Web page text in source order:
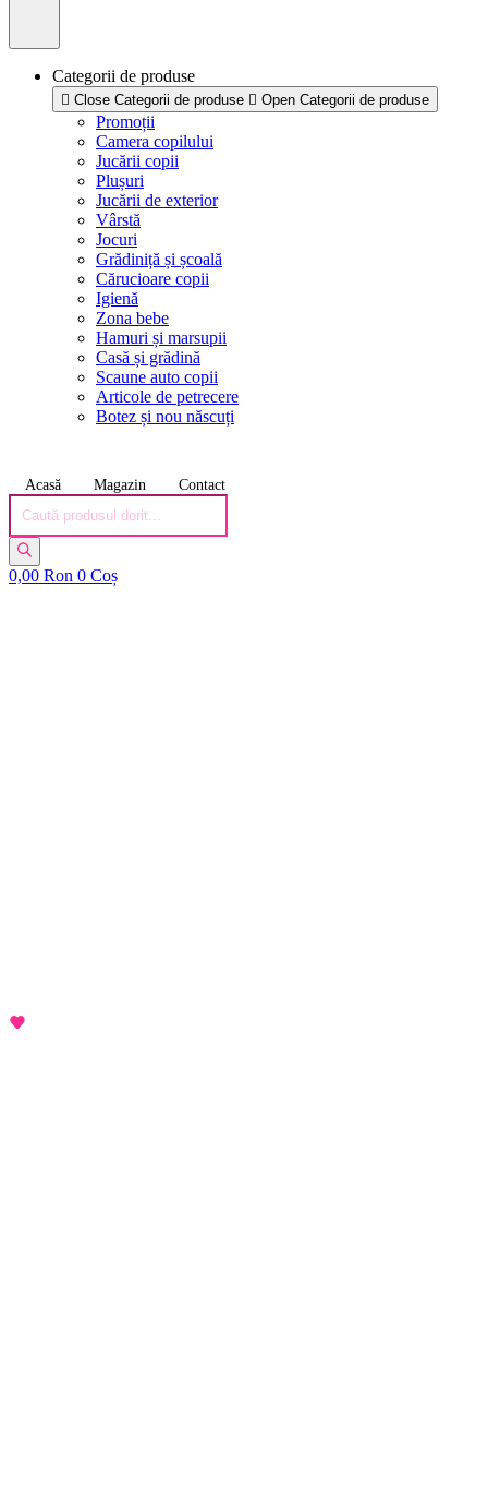
Categorii de produse
Close Categorii de produse Open Categorii de produse
Promoții
Camera copilului
Jucării copii
Plușuri
Jucării de exterior
Vârstă
Jocuri
Grădiniță și școală
Cărucioare copii
Igienă
Zona bebe
Hamuri și marsupii
Casă și grădină
Scaune auto copii
Articole de petrecere
Botez și nou născuți
Acasă Magazin Contact
search
0,00 Ron 0 Coș